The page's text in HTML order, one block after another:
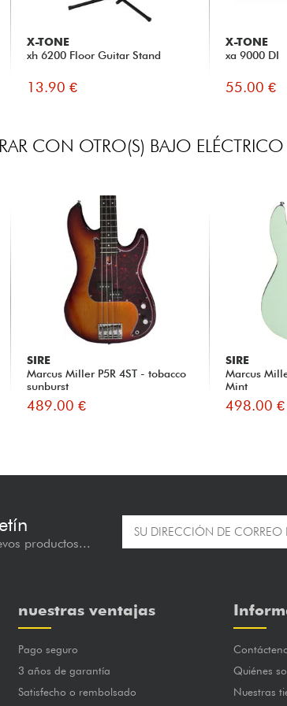
X-TONE
xh 6200 Floor Guitar Stand
13.90 €
X-TONE
xa 9000 DI
55.00 €
CON OTRO(S) BAJO ELÉCTRICO
SIRE
Marcus Miller P5R 4ST - tobacco
sunburst
489.00 €
SIRE
Marcus
Mint
498.00 €
productos...
nuestras ventajas
Pago seguro
3 años de garantía
Satisfecho o rembolsado
Quiénes
Nuestras